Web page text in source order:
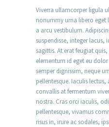
Viverra ullamcorper ligula
nonummy urna libero eget
a arcu vestibulum.
suspendisse, integer lacus,
sagittis. At erat feugiat
elementum id eget eu
semper dignissim, neque
pellentesque. Iaculis lectus,
convallis at fermentum
nostra. Cras orci iaculis,
pellentesque, vivamus
risus in, irure ac sodales,